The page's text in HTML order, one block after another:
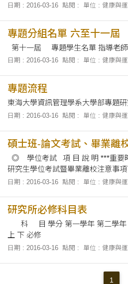
自己未來發展方向的同學，則鼓勵
解。 本系對於學生的升學與就業相
日期 : 2016-03-16 點閱 : 單位 : 健康與
專題分組名單 六至十一屆
日期 : 2016-03-16 點閱 : 單位 : 健康與
專題流程
東海大學資訊管理學系大學部專題
日期 : 2016-03-16 點閱 : 單位 : 健康與
碩士班-論文考試、畢業離
研究生學位考試暨畢業離校注意事項下
文指導教授同意書 研究生入學後第一學期結束前，必須經指導
日期 : 2016-03-16 點閱 : 單位 : 健康與
研究所必修科目表
上 下 必修
日期 : 2016-03-16 點閱 : 單位 : 健康與
1